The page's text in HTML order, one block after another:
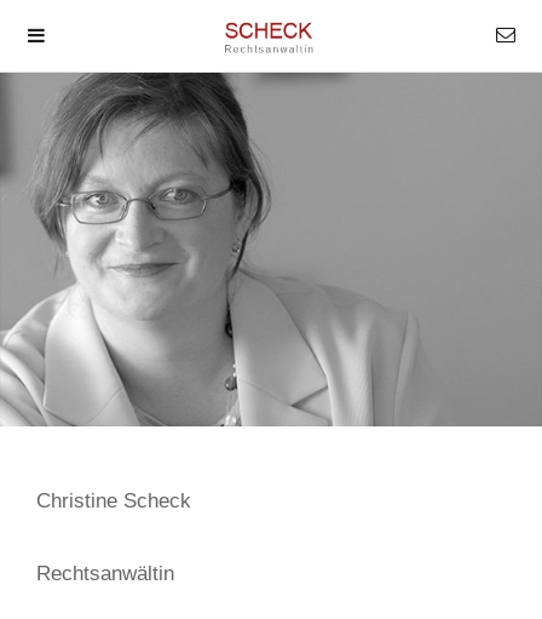
Christine Scheck
Rechtsanwältin